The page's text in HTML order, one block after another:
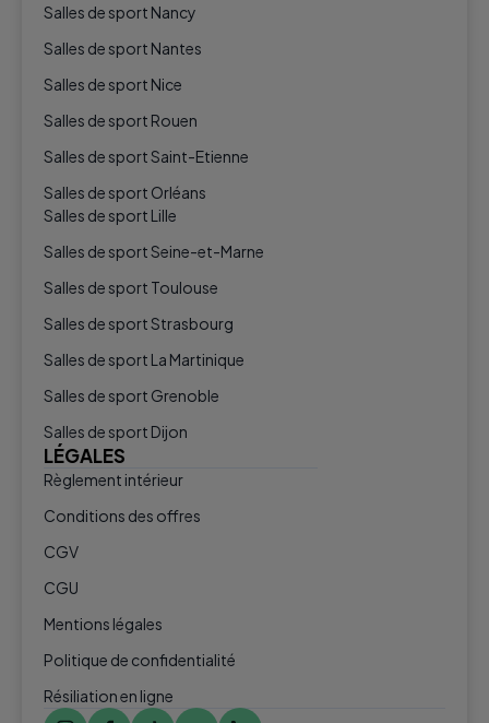
Salles de sport Nancy
Salles de sport Nantes
Salles de sport Nice
Salles de sport Rouen
Salles de sport Saint-Etienne
Salles de sport Orléans
Salles de sport Lille
Salles de sport Seine-et-Marne
Salles de sport Toulouse
Salles de sport Strasbourg
Salles de sport La Martinique
Salles de sport Grenoble
Salles de sport Dijon
LÉGALES
Règlement intérieur
Conditions des offres
CGV
CGU
Mentions légales
Politique de confidentialité
Résiliation en ligne